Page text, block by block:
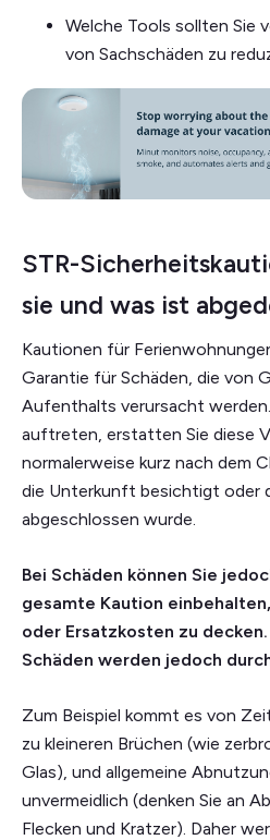
Welche Tools sollten Sie
von Sachschäden zu
STR-
sie und was ist
Kautionen für
Garantie für Schäden, die von
Aufenthalts verursacht
auftreten, erstatten Sie diese
normalerweise kurz nach dem
die Unterkunft besichtigt oder
abgeschlossen wurde.
Bei Schäden können Sie
gesamte Kaution
oder Ersatzkosten zu
Schäden werden jedoch
Zum Beispiel kommt es von
zu kleineren Brüchen (wie
Glas), und allgemeine
unvermeidlich (denken Sie an
Flecken und Kratzer). Daher